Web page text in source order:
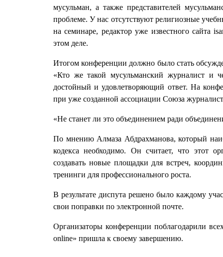
мусульман, а также представителей
проблеме. У нас отсутствуют религиозные
на семинаре, редактор уже известного сайта
этом деле.
Итогом конференции должно было стать
«Кто же такой мусульманский журналист и
достойный и удовлетворяющий ответ. На
при уже созданной ассоциации Союза
«Не станет ли это объединением ради
По мнению Алмаза Абдрахманова, который
кодекса необходимо. Он считает, что этот
создавать новые площадки для встреч,
тренинги для профессионального роста.
В результате диспута решено было каждому
свои поправки по электронной почте.
Организаторы конференции поблагодарили
online» пришла к своему завершению.